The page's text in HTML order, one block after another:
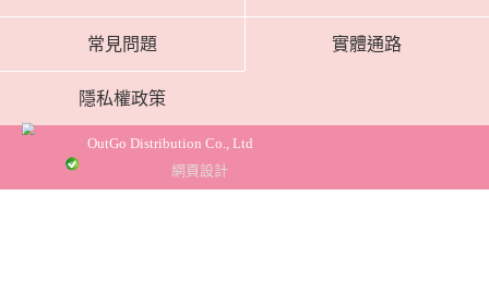
常見問題 實體通路
隱私權政策
OutGo Distribution Co., Ltd
網頁設計